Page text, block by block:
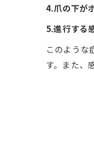
4.爪の下が
5.進行する
このような
す。また、